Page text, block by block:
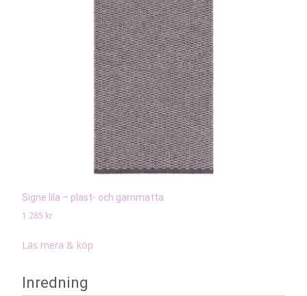
Signe lila – plast- och garnmatta
1 285 kr
Läs mera & köp
Inredning